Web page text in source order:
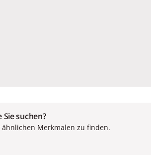
suchen?
Merkmalen zu finden.